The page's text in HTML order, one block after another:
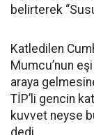
belirterek
Katledilen
Mumcu’nun
araya
TİP’li gencin
kuvvet neyse
dedi.